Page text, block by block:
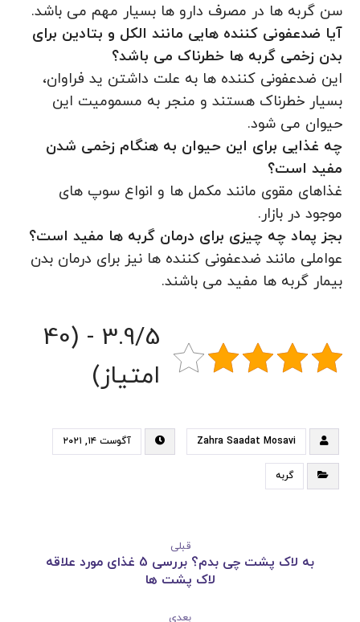
سن گربه ها در مصرف دارو ها بسیار مهم می باشد.
آیا ضدعفونی کننده هایی مانند الکل و بتادین برای
بدن زخمی گربه ها خطرناک می باشد؟
این ضدعفونی کننده ها به علت داشتن ید فراوان،
بسیار خطرناک هستند و منجر به مسمومیت این
حیوان می شود.
چه غذایی برای این حیوان به هنگام زخمی شدن
مفید است؟
غذاهای مقوی مانند مکمل ها و انواع سوپ های
موجود در بازار.
بجز پماد چه چیزی برای درمان گربه ها مفید است؟
عواملی مانند ضدعفونی کننده ها نیز برای درمان بدن
بیمار گربه ها مفید می باشند.
3.9/5 - (40
امتیاز)
Zahra Saadat Mosavi آگوست ۱۴, ۲۰۲۱
گربه
قبلی
به لاک پشت چی بدم؟ بررسی 5 غذای مورد علاقه
لاک پشت ها
بعدی